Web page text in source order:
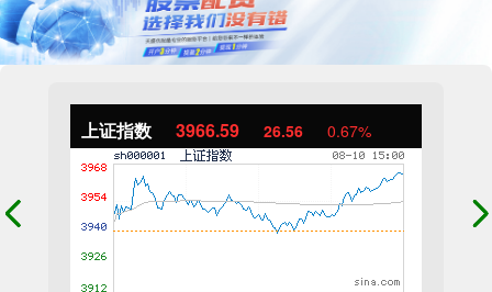
上证指数 3966.59 26.56 0.67%